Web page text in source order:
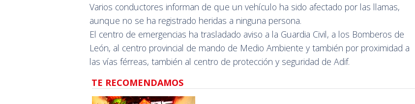
Varios conductores informan de que un vehículo ha sido afectado por las llamas,
aunque no se ha registrado heridas a ninguna persona.
El centro de emergencias ha trasladado aviso a la Guardia Civil, a los Bomberos de
León, al centro provincial de mando de Medio Ambiente y también por proximidad a
las vías férreas, también al centro de protección y seguridad de Adif.
TE RECOMENDAMOS